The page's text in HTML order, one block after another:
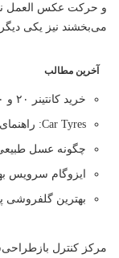
و حرکت عکس العمل
می‌بخشند نیز یکی
آخرین مطالب
خرید کانتینر ۲۰ و ۴۰ فوت با بهترین قیمت
Car Tyres: راهنمای کامل خرید تایر
چگونه عسل
ایزوگام سرویس
بهترین گلفروشی